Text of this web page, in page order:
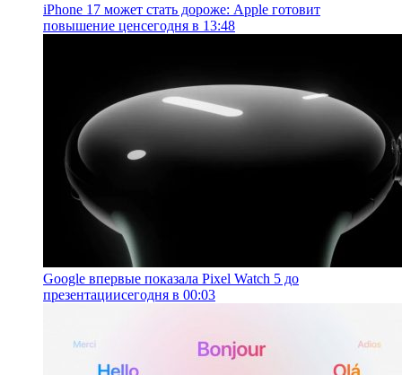
iPhone 17 может стать дороже: Apple готовит
повышение ценсегодня в 13:48
Google впервые показала Pixel Watch 5 до
презентациисегодня в 00:03